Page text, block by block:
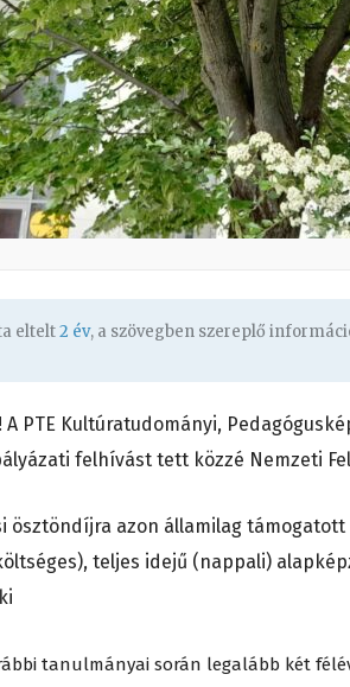
eltelt2 év, a szövegben szereplő
A PTE Kultúratudományi,
felhívást tett közzé Nemzeti
ösztöndíjra azon államilag
teljes idejű (nappali)
tanulmányai során legalább két